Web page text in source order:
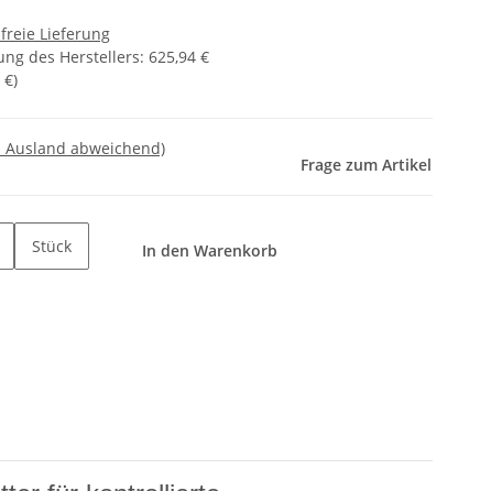
Lieferung
des Herstellers: 625,94 €
€)
Ausland abweichend)
Frage zum Artikel
Stück In den Warenkorb